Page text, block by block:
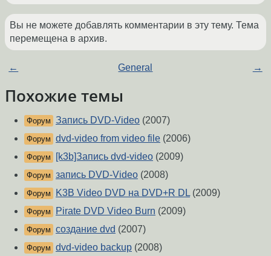
Вы не можете добавлять комментарии в эту тему. Тема
перемещена в архив.
← General →
Похожие темы
Форум Запись DVD-Video (2007)
Форум dvd-video from video file (2006)
Форум [k3b]Запись dvd-video (2009)
Форум запись DVD-Video (2008)
Форум K3B Video DVD на DVD+R DL (2009)
Форум Pirate DVD Video Burn (2009)
Форум создание dvd (2007)
Форум dvd-video backup (2008)